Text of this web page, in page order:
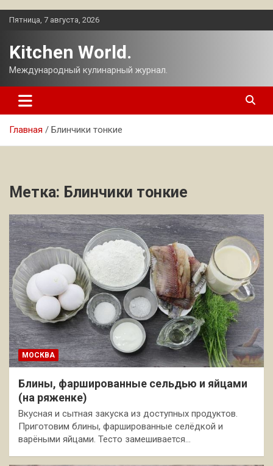
Перейти
Пятница, 7 августа, 2026
Kitchen World.
Международный кулинарный журнал.
Главная Блинчики тонкие
Метка: Блинчики тонкие
МОСКВА
Блины, фаршированные сельдью и яйцами
(на ряженке)
Вкусная и сытная закуска из доступных продуктов.
Приготовим блины, фаршированные селёдкой и
варёными яйцами. Тесто замешивается…